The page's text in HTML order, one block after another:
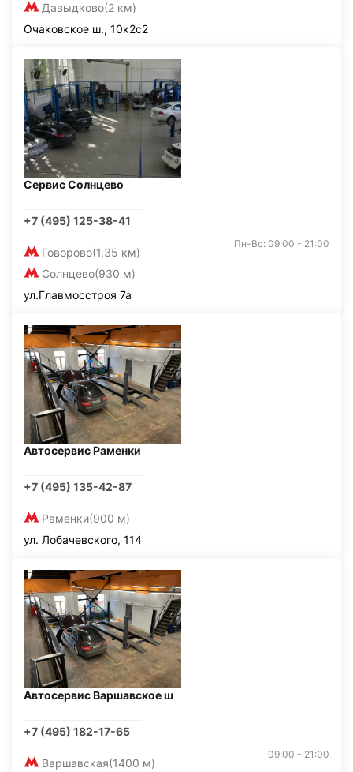
Давыдково(2 км)
Очаковское ш., 10к2с2
Сервис Солнцево
+7 (495) 125-38-41
Говорово(1,35 км)
Солнцево(930 м)
Пн-Вс: 09:00 - 21:00
ул.Главмосстроя 7а
Автосервис Раменки
+7 (495) 135-42-87
Раменки(900 м)
ул. Лобачевского, 114
Автосервис Варшавское ш
+7 (495) 182-17-65
Варшавская(1400 м)
09:00 - 21:00